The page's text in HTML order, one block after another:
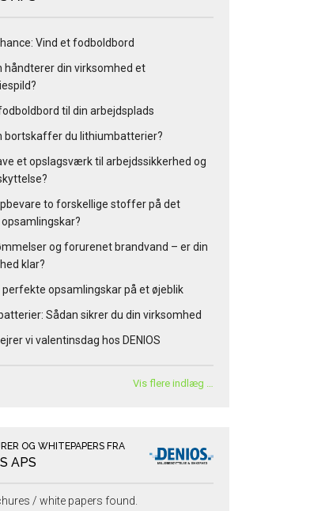
Vind et fodboldbord
håndterer din virksomhed et
til din arbejdsplads
bortskaffer du lithiumbatterier?
et opslagsværk til arbejdssikkerhed og
to forskellige stoffer på det
og forurenet brandvand – er din
klar?
perfekte opsamlingskar på et øjeblik
Sådan sikrer du din virksomhed
vi valentinsdag hos DENIOS
Vis flere indlæg …
OG WHITEPAPERS FRA
APS
/ white papers found.